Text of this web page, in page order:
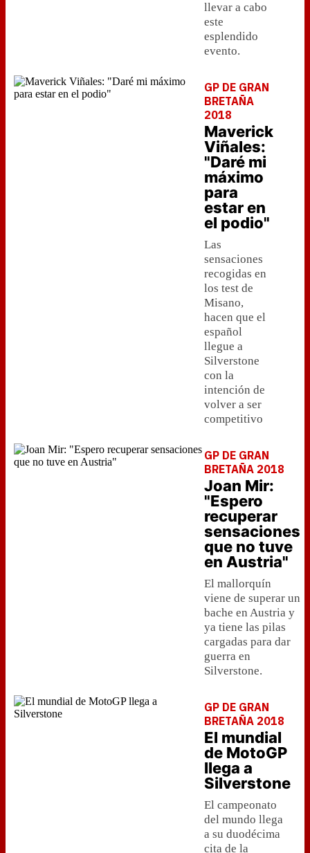
llevar a cabo
este
esplendido
evento.
GP DE GRAN
BRETAÑA
2018
Maverick
Viñales:
"Daré mi
máximo
para
estar en
el podio"
Las
sensaciones
recogidas en
los test de
Misano,
hacen que el
español
llegue a
Silverstone
con la
intención de
volver a ser
competitivo
GP DE GRAN
BRETAÑA 2018
Joan Mir:
"Espero
recuperar
sensaciones
que no tuve
en Austria"
El mallorquín
viene de superar un
bache en Austria y
ya tiene las pilas
cargadas para dar
guerra en
Silverstone.
GP DE GRAN
BRETAÑA 2018
El mundial
de MotoGP
llega a
Silverstone
El campeonato
del mundo llega
a su duodécima
cita de la